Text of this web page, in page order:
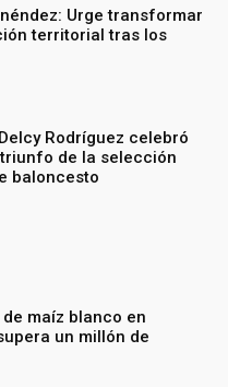
Urge transformar
territorial tras los
Rodríguez celebró
de la selección
baloncesto
maíz blanco en
un millón de